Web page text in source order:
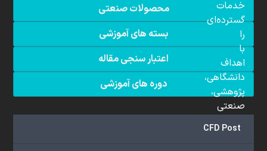
محصولات صنعتی
بسته های آموزشی
اعتبار سنجی مقاله
دوره های آموزشی
CFD Post
خدمات
گسترده‌ای
را
با
اهداف
دانشگاهی،
پژوهشی،
صنعتی
...